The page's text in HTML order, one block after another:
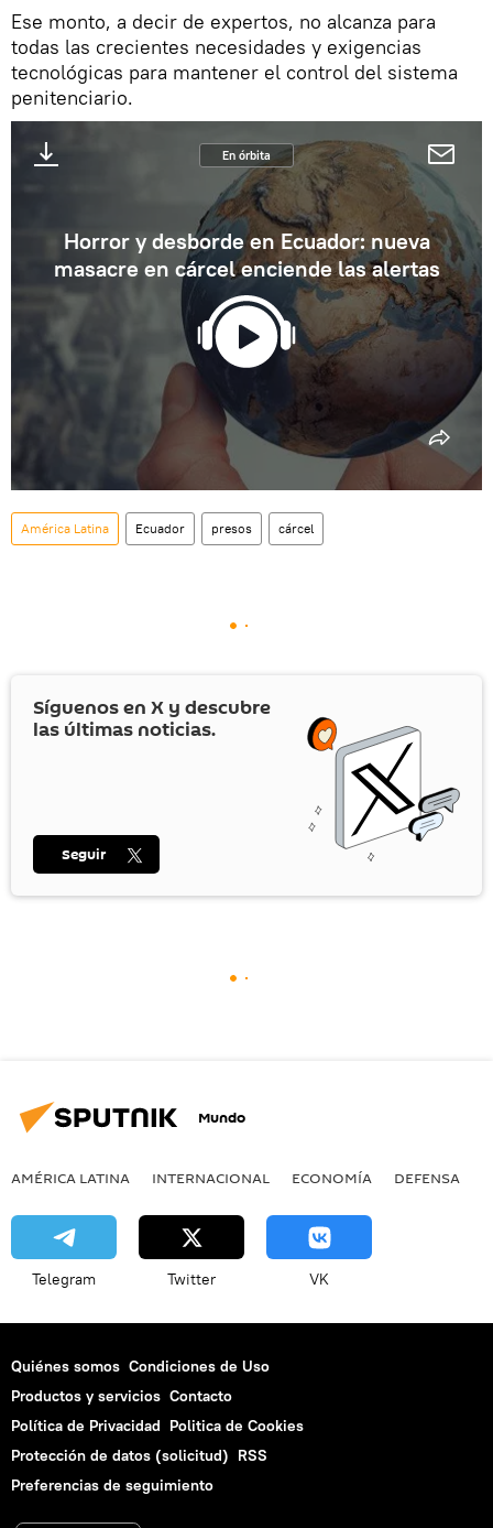
Ese monto, a decir de expertos, no alcanza para
todas las crecientes necesidades y exigencias
tecnológicas para mantener el control del sistema
penitenciario.
En órbita
Horror y desborde en Ecuador: nueva
masacre en cárcel enciende las alertas
América Latina Ecuador presos cárcel
Síguenos en X y descubre
las últimas noticias.
Seguir
Mundo
AMÉRICA LATINA INTERNACIONAL ECONOMÍA DEFENSA
Telegram Twitter VK
Quiénes somos Condiciones de Uso
Productos y servicios Contacto
Política de Privacidad Politica de Cookies
Protección de datos (solicitud) RSS
Preferencias de seguimiento